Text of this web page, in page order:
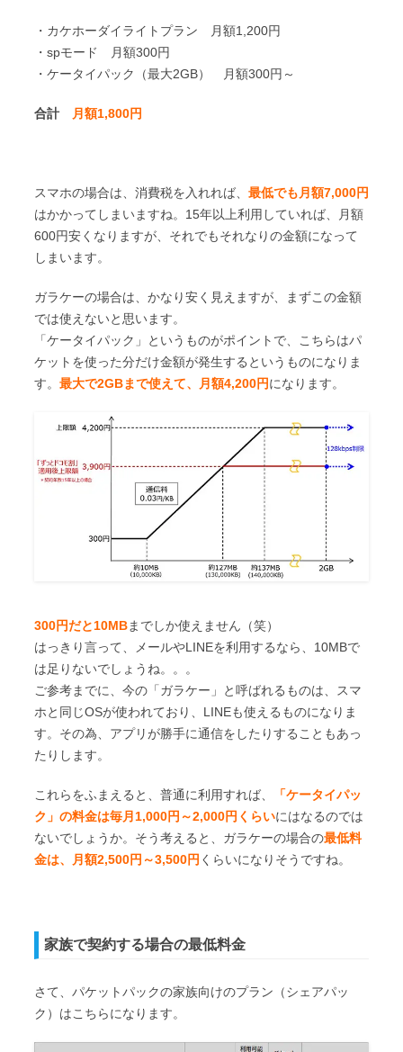
・カケホーダイライトプラン 月額1,200円
・spモード 月額300円
・ケータイパック（最大2GB） 月額300円～
合計 月額1,800円
スマホの場合は、消費税を入れれば、 最低でも月額7,000円
はかかってしまいますね。15年以上利用していれば、月額
600円安くなりますが、それでもそれなりの金額になって
しまいます。
ガラケーの場合は、かなり安く見えますが、まずこの金額
では使えないと思います。
「ケータイパック」というものがポイントで、こちらはパ
ケットを使った分だけ金額が発生するというものになりま
す。 最大で2GBまで使えて、月額4,200円になります。
300円だと10MBまでしか使えません（笑）
はっきり言って、メールやLINEを利用するなら、10MBで
は足りないでしょうね。。。
ご参考までに、今の「ガラケー」と呼ばれるものは、スマ
ホと同じOSが使われており、LINEも使えるものになりま
す。その為、アプリが勝手に通信をしたりすることもあっ
たりします。
これらをふまえると、普通に利用すれば、
「ケータイパッ
ク」の料金は毎月1,000円～2,000円くらいにはなるのでは
ないでしょうか。そう考えると、ガラケーの場合の最低料
金は、月額2,500円～3,500円 くらいになりそうですね。
家族で契約する場合の最低料金
さて、パケットパックの家族向けのプラン（シェアパッ
ク）はこちらになります。